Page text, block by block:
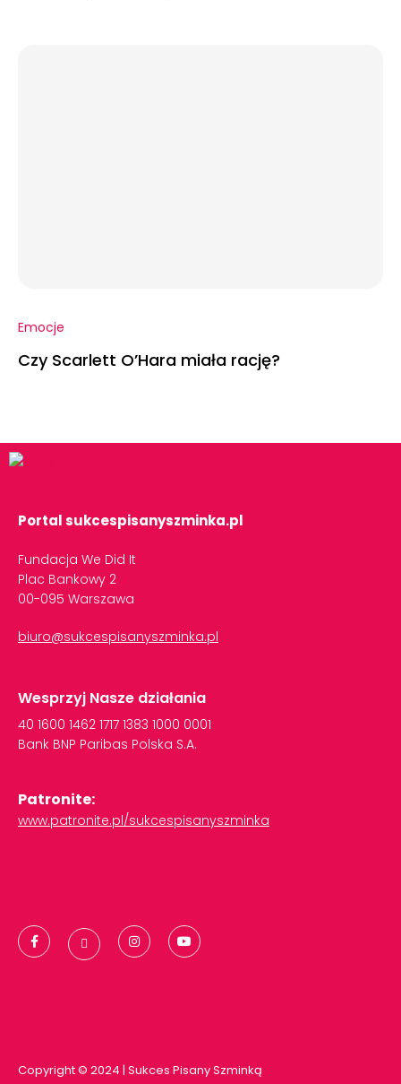
Emocje
Czy Scarlett O’Hara miała rację?
Portal sukcespisanyszminka.pl
Fundacja We Did It
Plac Bankowy 2
00-095 Warszawa
biuro@sukcespisanyszminka.pl
Wesprzyj Nasze działania
40 1600 1462 1717 1383 1000 0001
Bank BNP Paribas Polska S.A.
Patronite:
www.patronite.pl/sukcespisanyszminka
Copyright © 2024 | Sukces Pisany Szminką